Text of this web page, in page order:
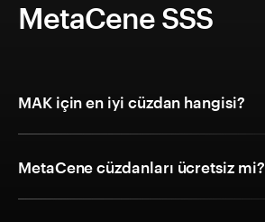
MetaCene SSS
MAK için en iyi cüzdan hangisi?
MetaCene cüzdanları ücretsiz mi?